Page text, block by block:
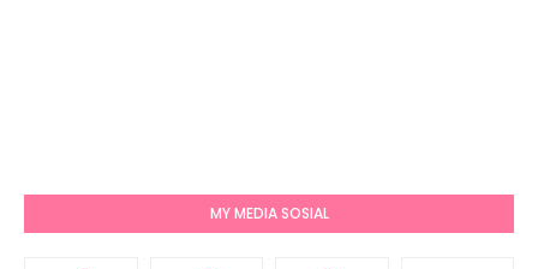
MY MEDIA SOSIAL